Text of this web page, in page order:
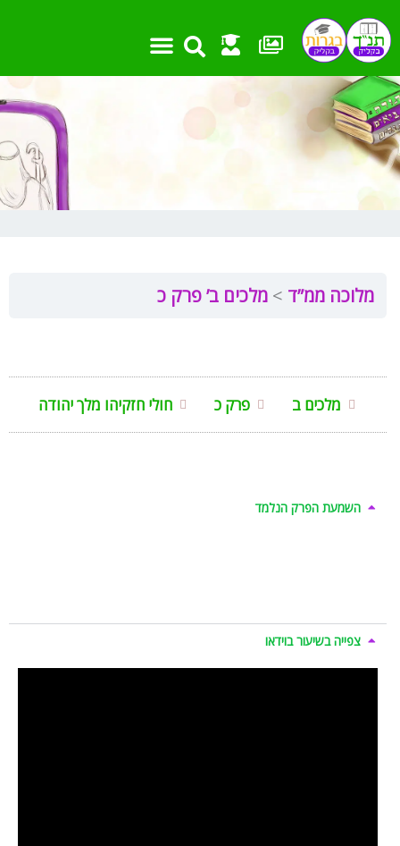
לתוכן
מלוכה ממ”ד מלכים ב’ פרק כ
מלכים ב פרק כ חולי חזקיהו מלך יהודה
השמעת הפרק הנלמד
צפייה בשיעור בוידאו